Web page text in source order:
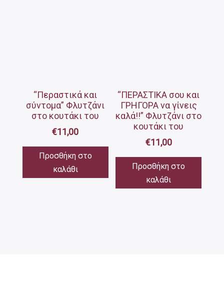
“Περαστικά και
σύντομα” Φλυτζάνι
στο κουτάκι του
€11,00
Προσθήκη στο
καλάθι
“ΠΕΡΑΣΤΙΚΑ σου και
ΓΡΗΓΟΡΑ να γίνεις
καλά!!” Φλυτζάνι στο
κουτάκι του
€11,00
Προσθήκη στο
καλάθι